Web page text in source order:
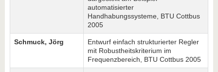
automatisierter
Handhabungssysteme, BTU Cottbus
2005
Schmuck, Jörg
Entwurf einfach strukturierter Regler
mit Robustheitskriterium im
Frequenzbereich, BTU Cottbus 2005